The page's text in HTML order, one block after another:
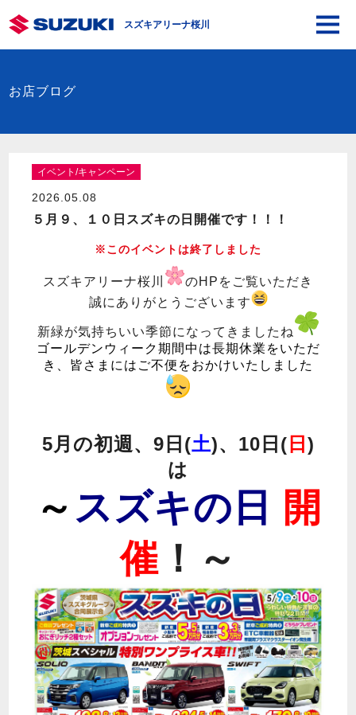
スズキアリーナ桜川
お店ブログ
イベント/キャンペーン
2026.05.08
５月９、１０日スズキの日開催です！！！
※このイベントは終了しました
スズキアリーナ桜川
のHPをご覧いただき
誠にありがとうございます
新緑が気持ちいい季節になってきましたね
ゴールデンウィーク期間中は長期休業をいただ
き、皆さまにはご不便をおかけいたしました
5月の初週、9日(土)、10日( 日 )
は
～ スズキの日
開
催！～